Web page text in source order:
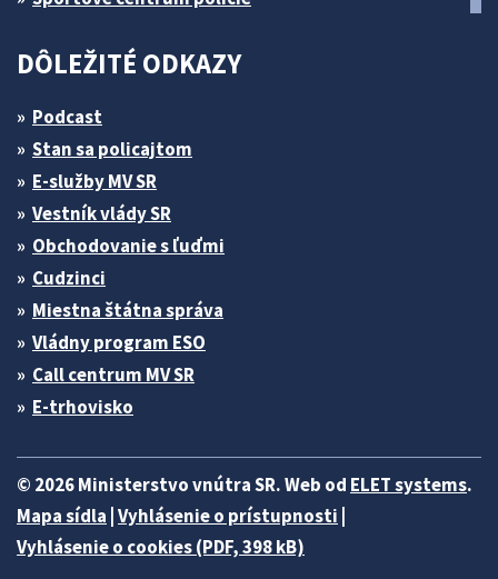
DÔLEŽITÉ ODKAZY
Podcast
Stan sa policajtom
E-služby MV SR
Vestník vlády SR
Obchodovanie s ľuďmi
Cudzinci
Miestna štátna správa
Vládny program ESO
Call centrum MV SR
E-trhovisko
© 2026 Ministerstvo vnútra SR. Web od ELET systems.
Mapa sídla Vyhlásenie o prístupnosti
Vyhlásenie o cookies (PDF, 398 kB)